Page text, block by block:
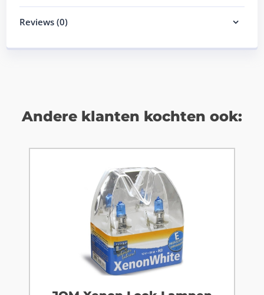
Reviews (0)
Andere klanten kochten ook: